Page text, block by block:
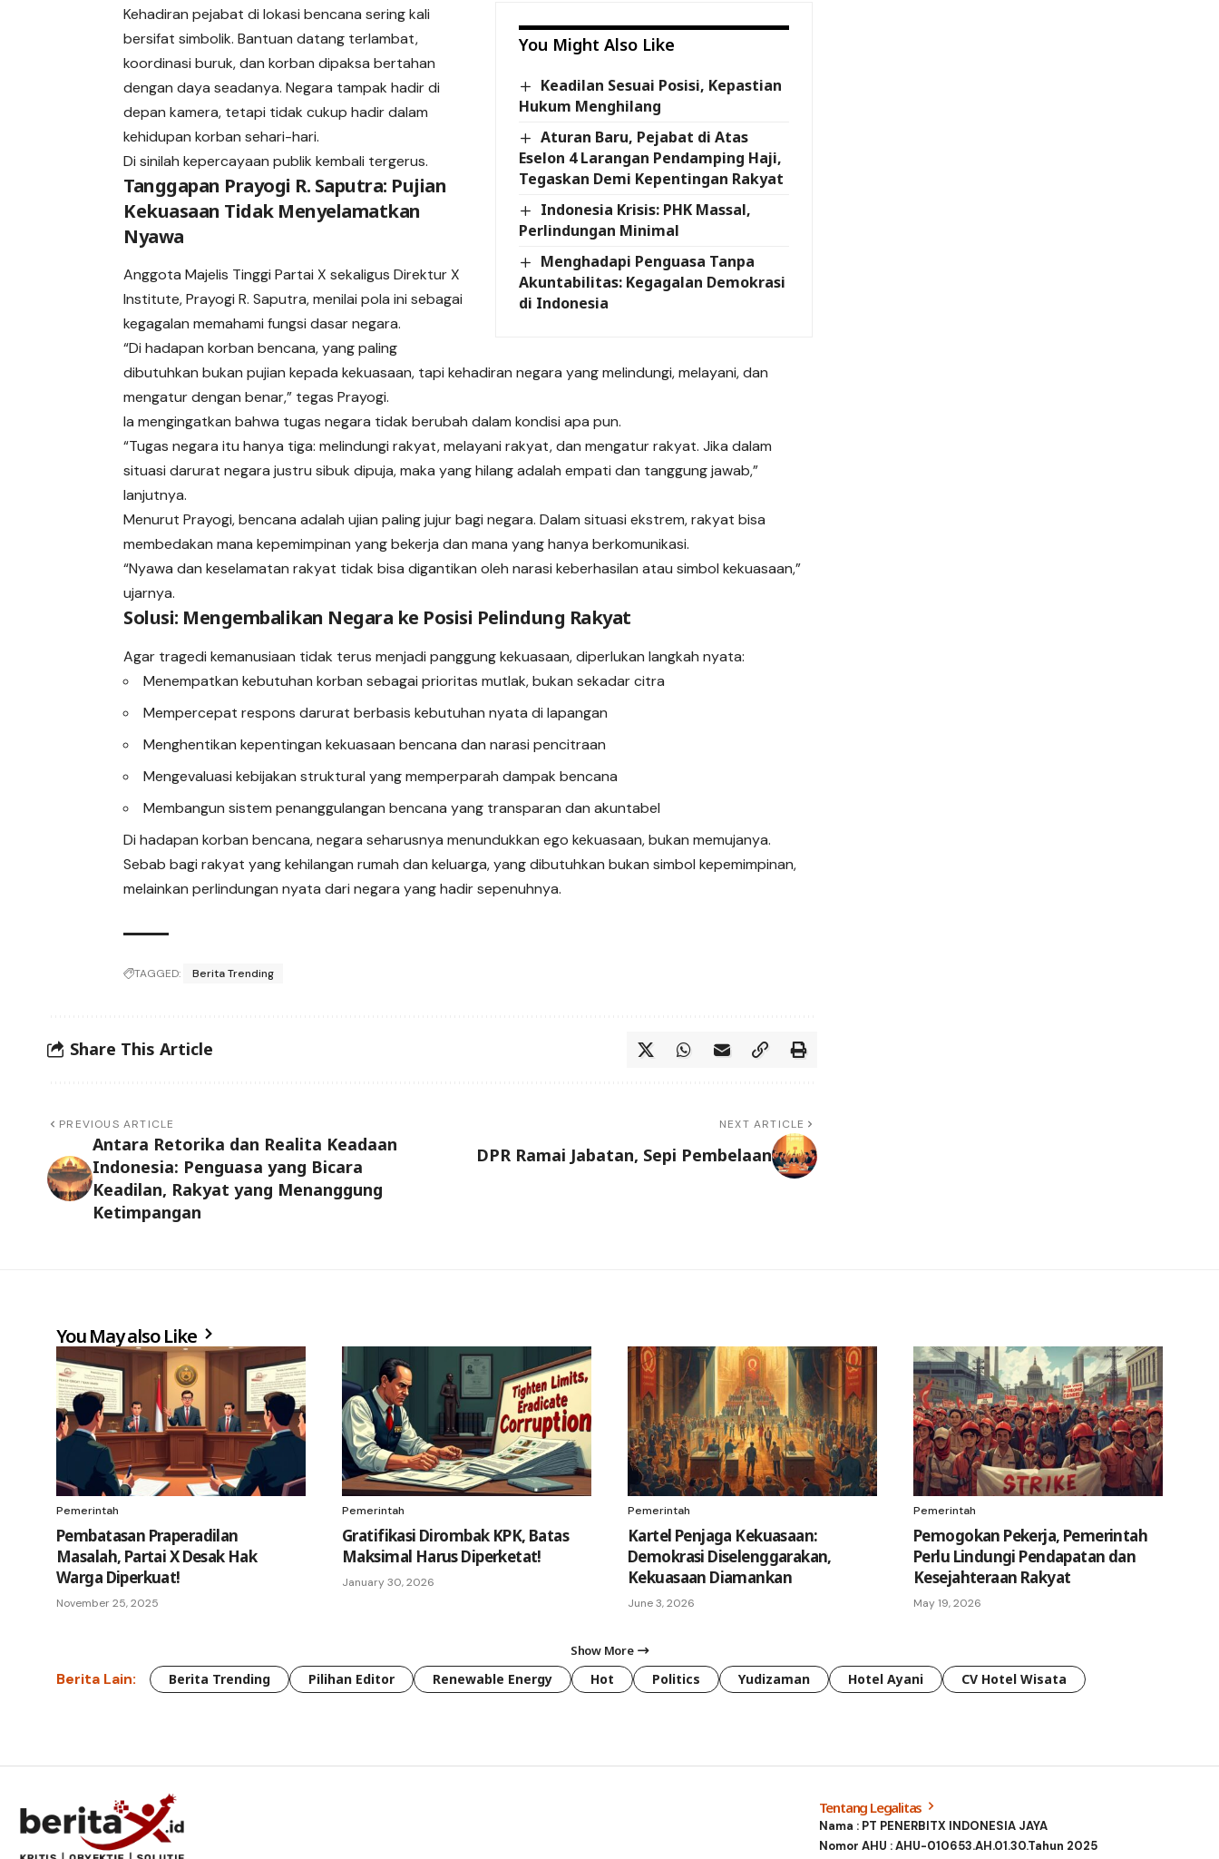
You Might Also Like
Keadilan Sesuai Posisi, Kepastian
Hukum Menghilang
Aturan Baru, Pejabat di Atas
Eselon 4 Larangan Pendamping Haji,
Tegaskan Demi Kepentingan Rakyat
Indonesia Krisis: PHK Massal,
Perlindungan Minimal
Menghadapi Penguasa Tanpa
Akuntabilitas: Kegagalan Demokrasi
di Indonesia
Kehadiran pejabat di lokasi bencana sering kali
bersifat simbolik. Bantuan datang terlambat,
koordinasi buruk, dan korban dipaksa bertahan
dengan daya seadanya. Negara tampak hadir di
depan kamera, tetapi tidak cukup hadir dalam
kehidupan korban sehari-hari.
Di sinilah kepercayaan publik kembali tergerus.
Tanggapan Prayogi R. Saputra: Pujian
Kekuasaan Tidak Menyelamatkan
Nyawa
Anggota Majelis Tinggi Partai X sekaligus Direktur X
Institute, Prayogi R. Saputra, menilai pola ini sebagai
kegagalan memahami fungsi dasar negara.
“Di hadapan korban bencana, yang paling
dibutuhkan bukan pujian kepada kekuasaan, tapi kehadiran negara yang melindungi, melayani, dan
mengatur dengan benar,” tegas Prayogi.
Ia mengingatkan bahwa tugas negara tidak berubah dalam kondisi apa pun.
“Tugas negara itu hanya tiga: melindungi rakyat, melayani rakyat, dan mengatur rakyat. Jika dalam
situasi darurat negara justru sibuk dipuja, maka yang hilang adalah empati dan tanggung jawab,”
lanjutnya.
Menurut Prayogi, bencana adalah ujian paling jujur bagi negara. Dalam situasi ekstrem, rakyat bisa
membedakan mana kepemimpinan yang bekerja dan mana yang hanya berkomunikasi.
“Nyawa dan keselamatan rakyat tidak bisa digantikan oleh narasi keberhasilan atau simbol kekuasaan,”
ujarnya.
Solusi: Mengembalikan Negara ke Posisi Pelindung Rakyat
Agar tragedi kemanusiaan tidak terus menjadi panggung kekuasaan, diperlukan langkah nyata:
Menempatkan kebutuhan korban sebagai prioritas mutlak, bukan sekadar citra
Mempercepat respons darurat berbasis kebutuhan nyata di lapangan
Menghentikan kepentingan kekuasaan bencana dan narasi pencitraan
Mengevaluasi kebijakan struktural yang memperparah dampak bencana
Membangun sistem penanggulangan bencana yang transparan dan akuntabel
Di hadapan korban bencana, negara seharusnya menundukkan ego kekuasaan, bukan memujanya.
Sebab bagi rakyat yang kehilangan rumah dan keluarga, yang dibutuhkan bukan simbol kepemimpinan,
melainkan perlindungan nyata dari negara yang hadir sepenuhnya.
TAGGED: Berita Trending
Share This Article
PREVIOUS ARTICLE
Antara Retorika dan Realita Keadaan
Indonesia: Penguasa yang Bicara
Keadilan, Rakyat yang Menanggung
Ketimpangan
NEXT ARTICLE
DPR Ramai Jabatan, Sepi Pembelaan
You May also Like
Pemerintah
Pembatasan Praperadilan
Masalah, Partai X Desak Hak
Warga Diperkuat!
November 25, 2025
Pemerintah
Gratifikasi Dirombak KPK, Batas
Maksimal Harus Diperketat!
January 30, 2026
Pemerintah
Kartel Penjaga Kekuasaan:
Demokrasi Diselenggarakan,
Kekuasaan Diamankan
June 3, 2026
Pemerintah
Pemogokan Pekerja, Pemerintah
Perlu Lindungi Pendapatan dan
Kesejahteraan Rakyat
May 19, 2026
Show More
Berita Lain: Berita Trending Pilihan Editor Renewable Energy Hot Politics Yudizaman Hotel Ayani CV Hotel Wisata
Tentang Legalitas
Nama : PT PENERBITX INDONESIA JAYA
Nomor AHU : AHU-010653.AH.01.30.Tahun 2025